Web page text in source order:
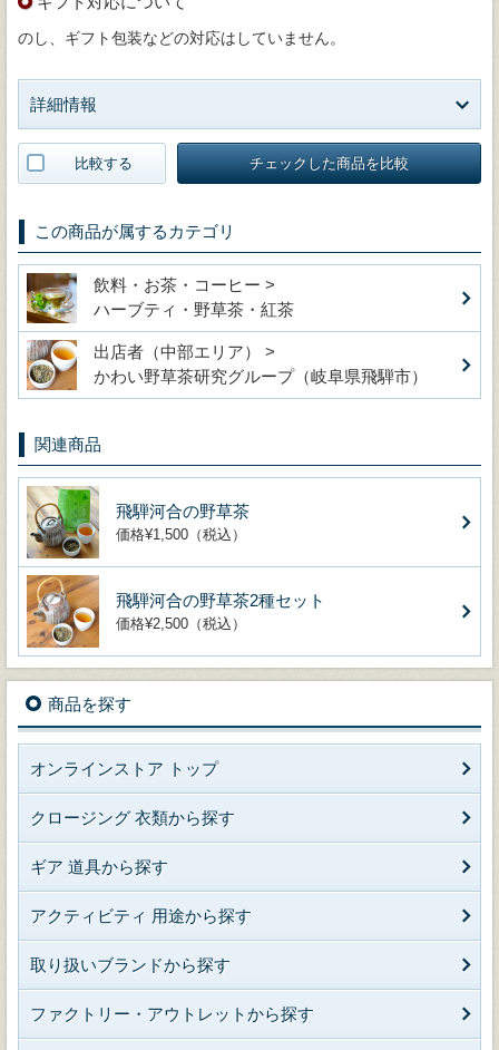
のし、ギフト包装などの対応はしていません。
詳細情報
比較する チェックした商品を比較
この商品が属するカテゴリ
飲料・お茶・コーヒー >
ハーブティ・野草茶・紅茶
出店者（中部エリア） >
かわい野草茶研究グループ（岐阜県飛騨市）
関連商品
飛騨河合の野草茶
価格¥1,500（税込）
飛騨河合の野草茶2種セット
価格¥2,500（税込）
商品を探す
オンラインストア トップ
クロージング 衣類から探す
ギア 道具から探す
アクティビティ 用途から探す
取り扱いブランドから探す
ファクトリー・アウトレットから探す